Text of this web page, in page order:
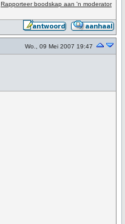
Rapporteer boodskap aan 'n moderator
Wo., 09 Mei 2007 19:47